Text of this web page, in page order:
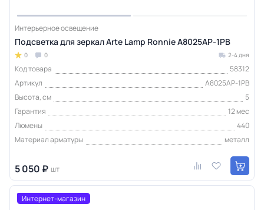
Интерьерное освещение
Подсветка для зеркал Arte Lamp Ronnie A8025AP-1PB
0 0 2-4 дня
Код товара
58312
Артикул
A8025AP-1PB
Высота, см
5
Гарантия
12 мес
Люмены
440
Материал арматуры
металл
5 050 ₽ шт
Интернет-магазин